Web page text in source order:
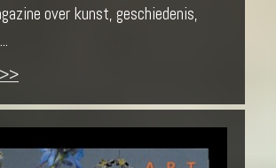
over kunst, geschiedenis,